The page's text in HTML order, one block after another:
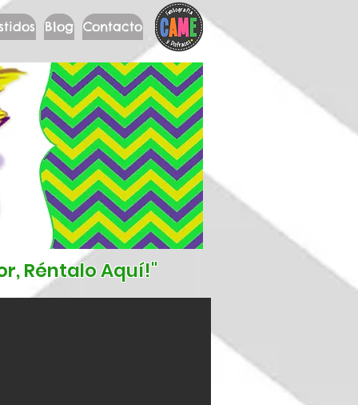
Blog Contacto
Réntalo Aquí!"